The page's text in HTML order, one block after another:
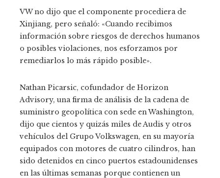
VW no dijo que el componente procediera de
Xinjiang, pero señaló: «Cuando recibimos
información sobre riesgos de derechos humanos
o posibles violaciones, nos esforzamos por
remediarlos lo más rápido posible».
Nathan Picarsic, cofundador de Horizon
Advisory, una firma de análisis de la cadena de
suministro geopolítica con sede en Washington,
dijo que cientos y quizás miles de Audis y otros
vehículos del Grupo Volkswagen, en su mayoría
equipados con motores de cuatro cilindros, han
sido detenidos en cinco puertos estadounidenses
en las últimas semanas porque contienen un